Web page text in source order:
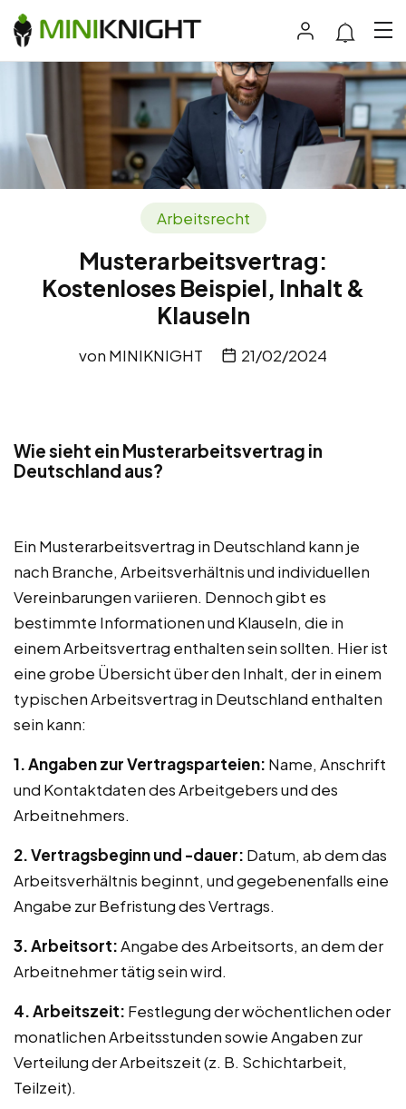
Arbeitsrecht
Musterarbeitsvertrag:
Kostenloses Beispiel, Inhalt &
Klauseln
von MINIKNIGHT 21/02/2024
Wie sieht ein Musterarbeitsvertrag in
Deutschland aus?
Ein Musterarbeitsvertrag in Deutschland kann je
nach Branche, Arbeitsverhältnis und individuellen
Vereinbarungen variieren. Dennoch gibt es
bestimmte Informationen und Klauseln, die in
einem Arbeitsvertrag enthalten sein sollten. Hier ist
eine grobe Übersicht über den Inhalt, der in einem
typischen Arbeitsvertrag in Deutschland enthalten
sein kann:
1. Angaben zur Vertragsparteien: Name, Anschrift
und Kontaktdaten des Arbeitgebers und des
Arbeitnehmers.
2. Vertragsbeginn und -dauer: Datum, ab dem das
Arbeitsverhältnis beginnt, und gegebenenfalls eine
Angabe zur Befristung des Vertrags.
3. Arbeitsort:Angabe des Arbeitsorts, an dem der
Arbeitnehmer tätig sein wird.
4. Arbeitszeit: Festlegung der wöchentlichen oder
monatlichen Arbeitsstunden sowie Angaben zur
Verteilung der Arbeitszeit (z. B. Schichtarbeit,
Teilzeit).